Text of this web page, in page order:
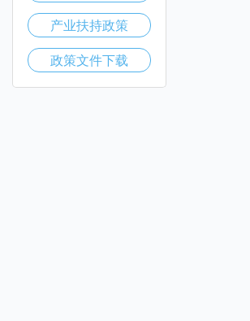
产业扶持政策
政策文件下载